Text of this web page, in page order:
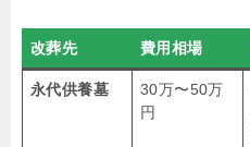
改葬先 費用相場
永代供養墓
30万〜50万
円